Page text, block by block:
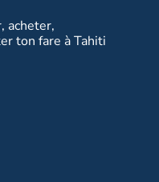
acheter,
ton fare à Tahiti